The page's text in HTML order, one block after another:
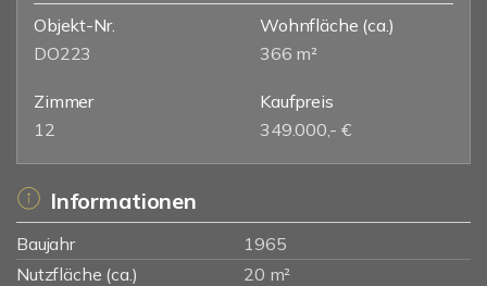
Objekt-Nr.
DO223
Wohnfläche (ca.)
366 m²
Zimmer
12
Kaufpreis
349.000,- €
Informationen
Baujahr
1965
Nutzfläche (ca.)
20 m²